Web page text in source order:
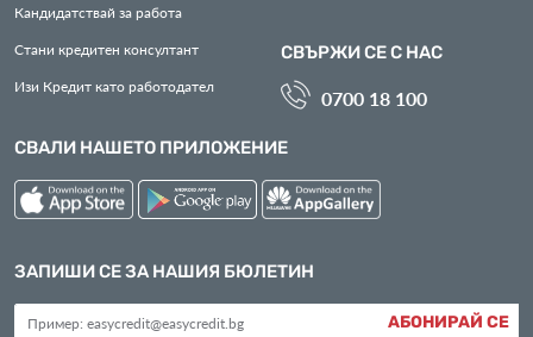
Кандидатствай за работа
Стани кредитен консултант
Изи Кредит като работодател
СВЪРЖИ СЕ С НАС
0700 18 100
СВАЛИ НАШЕТО ПРИЛОЖЕНИЕ
ЗАПИШИ СЕ ЗА НАШИЯ БЮЛЕТИН
АБОНИРАЙ СЕ